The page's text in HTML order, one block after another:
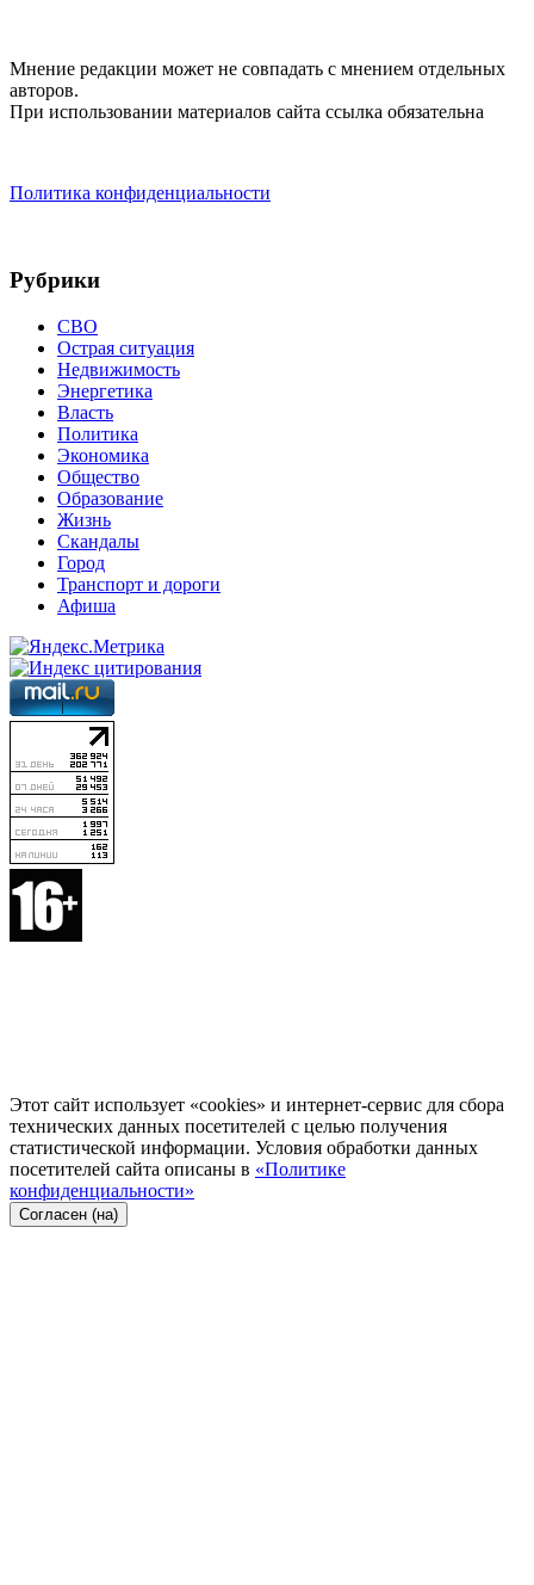
Мнение редакции может не совпадать с мнением отдельных
авторов.
При использовании материалов сайта ссылка обязательна
Политика конфиденциальности
Рубрики
СВО
Острая ситуация
Недвижимость
Энергетика
Власть
Политика
Экономика
Общество
Образование
Жизнь
Скандалы
Город
Транспорт и дороги
Афиша
Этот сайт использует «cookies» и интернет-сервис для сбора
технических данных посетителей с целью получения
статистической информации. Условия обработки данных
посетителей сайта описаны в «Политике
конфиденциальности»
Согласен (на)